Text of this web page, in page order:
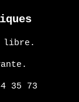
libre.
35 73